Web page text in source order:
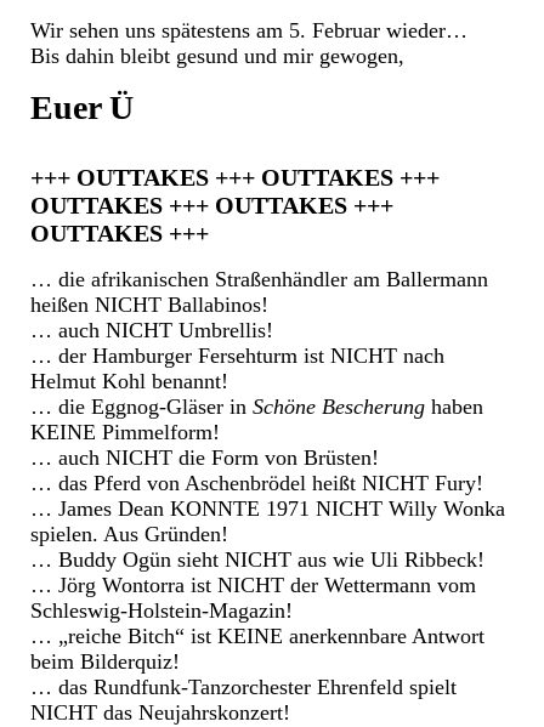
Wir sehen uns spätestens am 5. Februar wieder…
Bis dahin bleibt gesund und mir gewogen,
Euer Ü
+++ OUTTAKES +++ OUTTAKES +++
OUTTAKES +++ OUTTAKES +++
OUTTAKES +++
… die afrikanischen Straßenhändler am Ballermann
heißen NICHT Ballabinos!
… auch NICHT Umbrellis!
… der Hamburger Fersehturm ist NICHT nach
Helmut Kohl benannt!
… die Eggnog-Gläser in Schöne Bescherung haben
KEINE Pimmelform!
… auch NICHT die Form von Brüsten!
… das Pferd von Aschenbrödel heißt NICHT Fury!
… James Dean KONNTE 1971 NICHT Willy Wonka
spielen. Aus Gründen!
… Buddy Ogün sieht NICHT aus wie Uli Ribbeck!
… Jörg Wontorra ist NICHT der Wettermann vom
Schleswig-Holstein-Magazin!
… „reiche Bitch“ ist KEINE anerkennbare Antwort
beim Bilderquiz!
… das Rundfunk-Tanzorchester Ehrenfeld spielt
NICHT das Neujahrskonzert!